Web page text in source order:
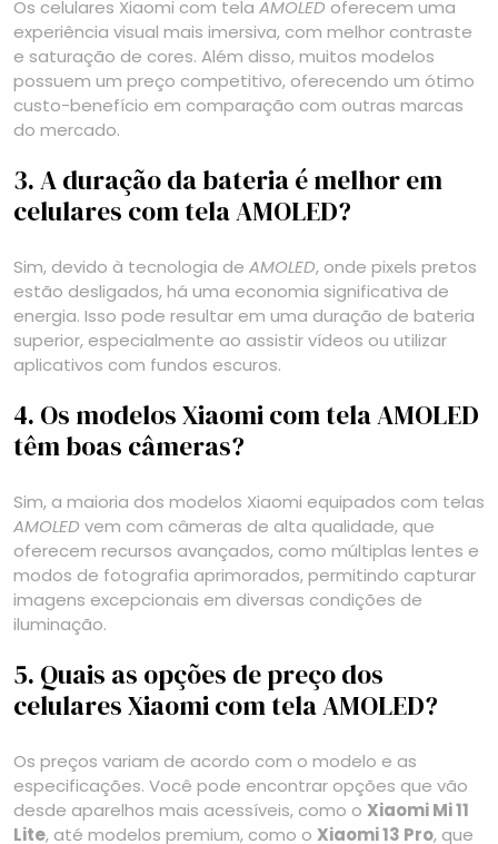
Os celulares Xiaomi com tela AMOLED oferecem uma
experiência visual mais imersiva, com melhor contraste
e saturação de cores. Além disso, muitos modelos
possuem um preço competitivo, oferecendo um ótimo
custo-benefício em comparação com outras marcas
do mercado.
3. A duração da bateria é melhor em
celulares com tela AMOLED?
Sim, devido à tecnologia de AMOLED, onde pixels pretos
estão desligados, há uma economia significativa de
energia. Isso pode resultar em uma duração de bateria
superior, especialmente ao assistir vídeos ou utilizar
aplicativos com fundos escuros.
4. Os modelos Xiaomi com tela AMOLED
têm boas câmeras?
Sim, a maioria dos modelos Xiaomi equipados com telas
AMOLED vem com câmeras de alta qualidade, que
oferecem recursos avançados, como múltiplas lentes e
modos de fotografia aprimorados, permitindo capturar
imagens excepcionais em diversas condições de
iluminação.
5. Quais as opções de preço dos
celulares Xiaomi com tela AMOLED?
Os preços variam de acordo com o modelo e as
especificações. Você pode encontrar opções que vão
desde aparelhos mais acessíveis, como o Xiaomi Mi 11
Lite, até modelos premium, como o Xiaomi 13 Pro, que